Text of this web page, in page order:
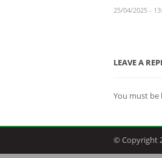
25/04/2025 -
LEAVE A
You must be
© Copyright